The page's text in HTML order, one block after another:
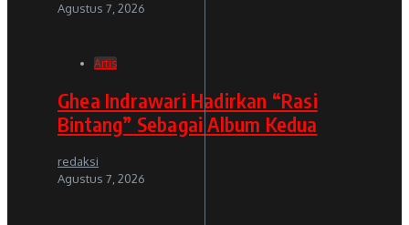
Agustus 7, 2026
Artis
Ghea Indrawari Hadirkan “Rasi
Bintang” Sebagai Album Kedua
redaksi
Agustus 7, 2026